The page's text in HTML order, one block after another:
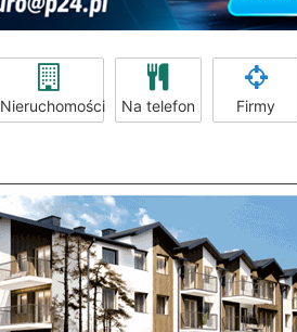
Nieruchomości Na telefon Firmy